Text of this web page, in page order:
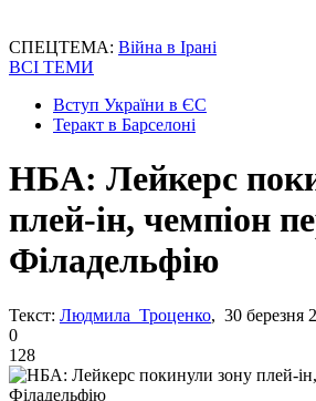
СПЕЦТЕМА: Війна в Ірані
ВСІ ТЕМИ
Вступ України в ЄС
Теракт в Барселоні
НБА: Лейкерс
плей-ін, чемпіон
Філадельфію
Текст: Людмила Троценко, 30 березня
0
128